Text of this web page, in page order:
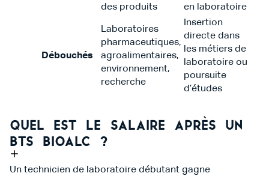
des produits
en laboratoire
Débouchés
Laboratoires
pharmaceutiques,
agroalimentaires,
environnement,
recherche
Insertion
directe dans
les métiers de
laboratoire ou
poursuite
d’études
Quel est le salaire après un
BTS BIOALC ?
Un technicien de laboratoire débutant gagne